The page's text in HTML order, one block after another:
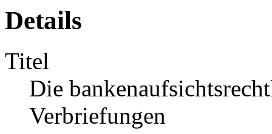
Details
Titel
Die
Verbriefungen